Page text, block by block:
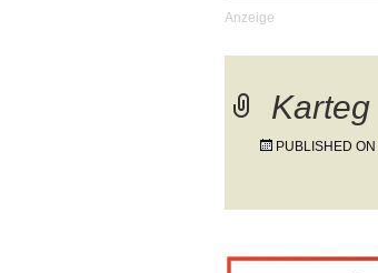
Karteg
PUBLISHED ON